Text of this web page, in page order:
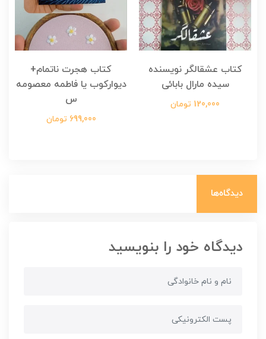
کتاب عشقالگر نویسنده
سیده مارال بابائی
120,000 تومان
کتاب هجرت ناتمام+
دیوارکوب یا فاطمه معصومه
س
699,000 تومان
دیدگاه‌ها
دیدگاه خود را بنویسید